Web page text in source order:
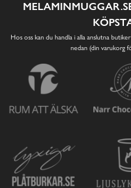
Hos oss kan du handla i alla anslutna
nedan (din varukorg